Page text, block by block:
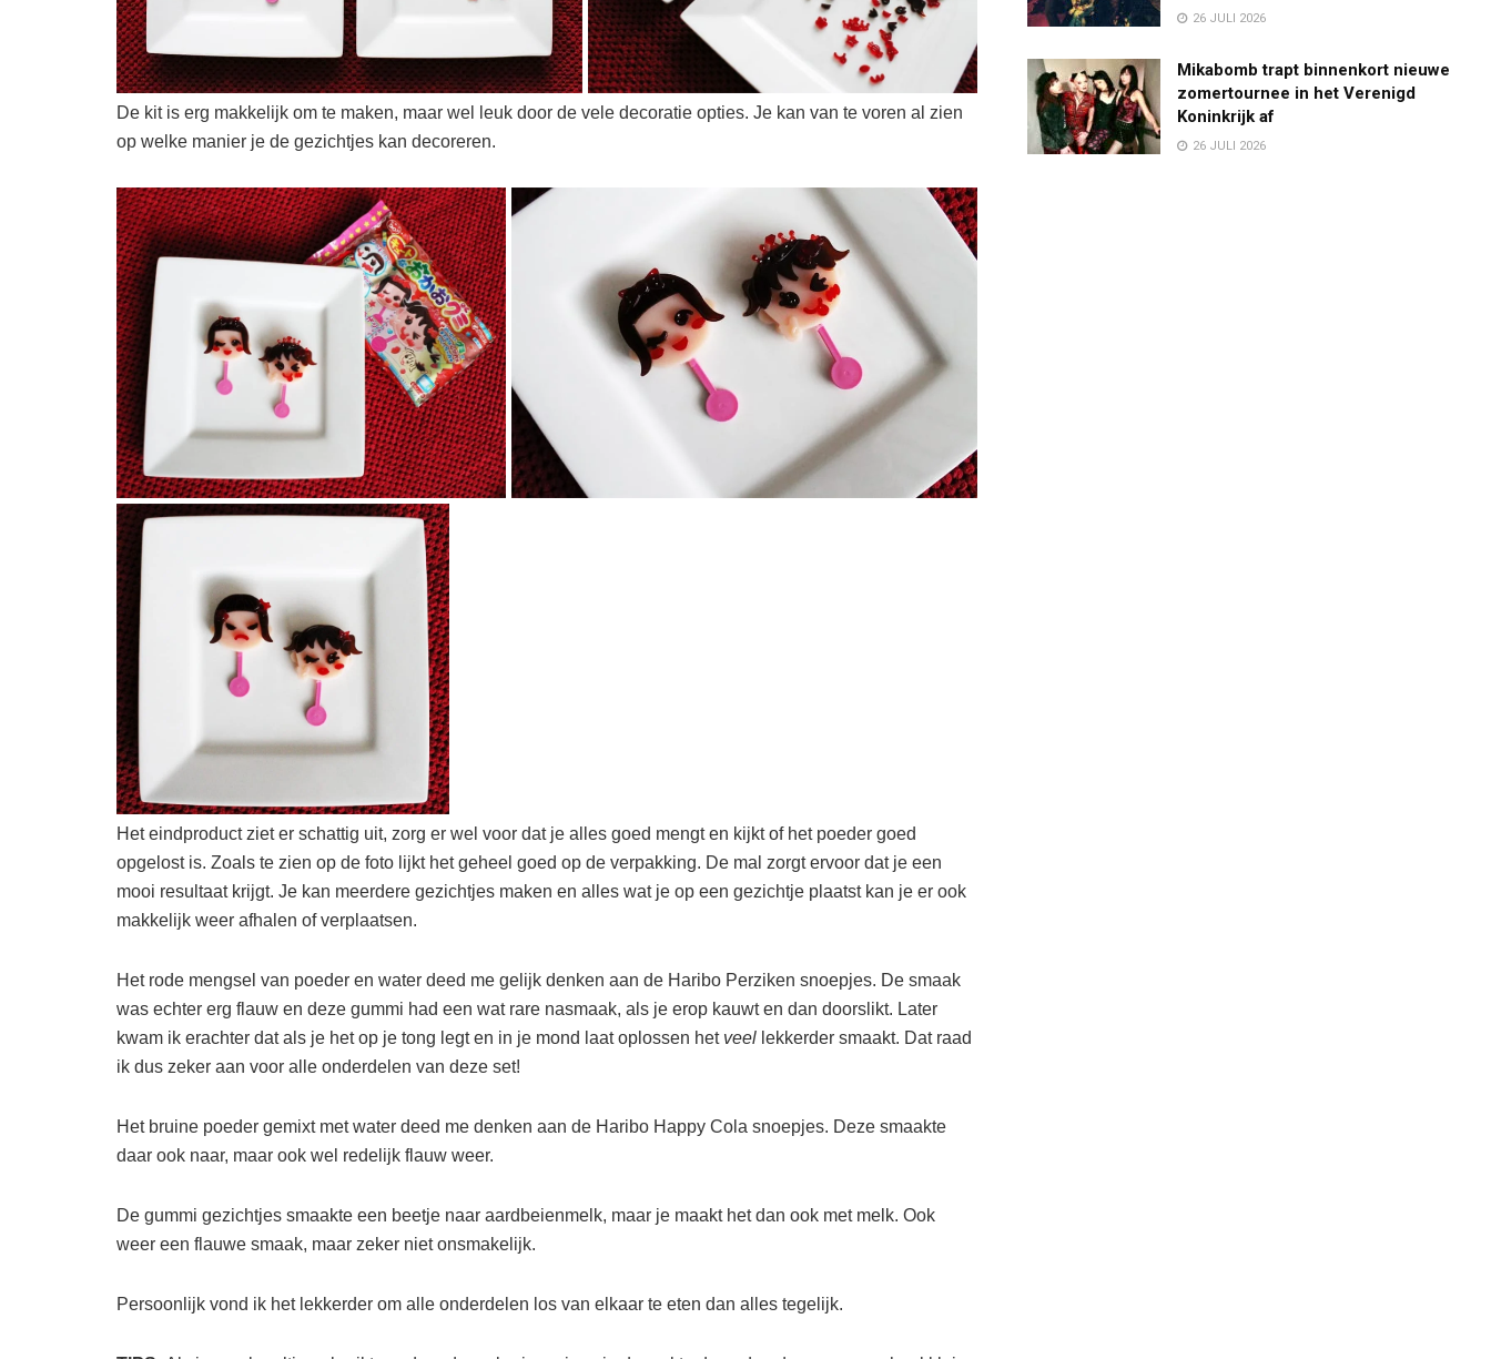
De kit is erg makkelijk om te maken, maar wel leuk door de vele decoratie opties. Je kan van te voren al zien
op welke manier je de gezichtjes kan decoreren.
Het eindproduct ziet er schattig uit, zorg er wel voor dat je alles goed mengt en kijkt of het poeder goed
opgelost is. Zoals te zien op de foto lijkt het geheel goed op de verpakking. De mal zorgt ervoor dat je een
mooi resultaat krijgt. Je kan meerdere gezichtjes maken en alles wat je op een gezichtje plaatst kan je er ook
makkelijk weer afhalen of verplaatsen.
Het rode mengsel van poeder en water deed me gelijk denken aan de Haribo Perziken snoepjes. De smaak
was echter erg flauw en deze gummi had een wat rare nasmaak, als je erop kauwt en dan doorslikt. Later
kwam ik erachter dat als je het op je tong legt en in je mond laat oplossen het veel lekkerder smaakt. Dat raad
ik dus zeker aan voor alle onderdelen van deze set!
Het bruine poeder gemixt met water deed me denken aan de Haribo Happy Cola snoepjes. Deze smaakte
daar ook naar, maar ook wel redelijk flauw weer.
De gummi gezichtjes smaakte een beetje naar aardbeienmelk, maar je maakt het dan ook met melk. Ook
weer een flauwe smaak, maar zeker niet onsmakelijk.
Persoonlijk vond ik het lekkerder om alle onderdelen los van elkaar te eten dan alles tegelijk.
26 JULI 2026
Mikabomb trapt binnenkort nieuwe
zomertournee in het Verenigd
Koninkrijk af
26 JULI 2026